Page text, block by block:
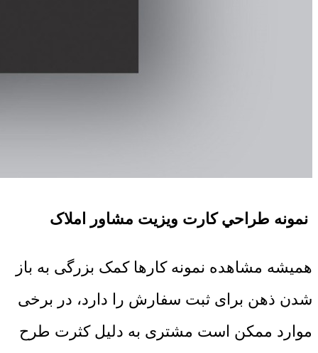
نمونه طراحي کارت ويزيت مشاور املاک
همیشه مشاهده نمونه کارها کمک بزرگی به باز
شدن ذهن برای ثبت سفارش را دارد، در برخی
موارد ممکن است مشتری به دلیل کثرت طرح